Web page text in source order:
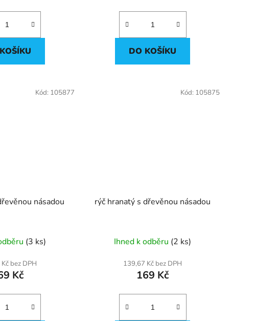
DO KOŠÍKU
násadou
(3 ks)
bez DPH
Kč
Kód: 105877
rýč hranatý s dřevěnou násadou
Ihned k odběru (2 ks)
139,67 Kč bez DPH
169 Kč
Kód: 105875